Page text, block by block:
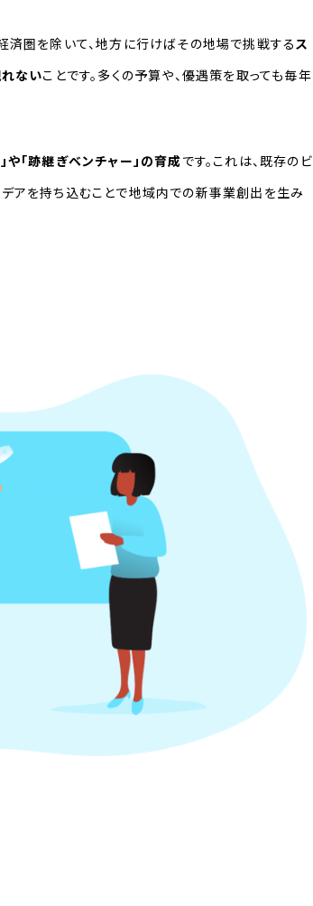
済圏を除いて、地方に行けばその地場で挑戦するス
れないことです。多くの予算や、優遇策を取っても毎年
や「跡継ぎベンチャー」の育成です。これは、既存のビ
アを持ち込むことで地域内での新事業創出を生み